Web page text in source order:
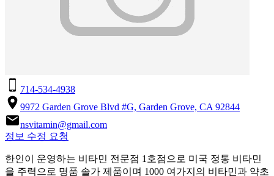
714-534-4938
9972 Garden Grove Blvd #G, Garden Grove, CA 92844
nsvitamin@gmail.com
정보 수정 요청
한인이 운영하는 비타민 전문점 1호점으로 미국 정통 비타민
을 주력으로 명품 솔가 제품이며 1000 여가지의 비타민과 약초